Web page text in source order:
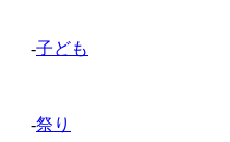
-子ども
-祭り